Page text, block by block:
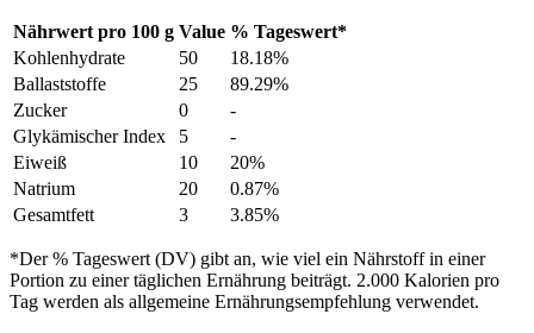
Nährwert pro 100 g Value % Tageswert*
Kohlenhydrate
50
18.18%
Ballaststoffe
25
89.29%
Zucker
0
-
Glykämischer Index
5
-
Eiweiß
10
20%
Natrium
20
0.87%
Gesamtfett
3 3.85%
*Der % Tageswert (DV) gibt an, wie viel ein Nährstoff in einer
Portion zu einer täglichen Ernährung beiträgt. 2.000 Kalorien pro
Tag werden als allgemeine Ernährungsempfehlung verwendet.